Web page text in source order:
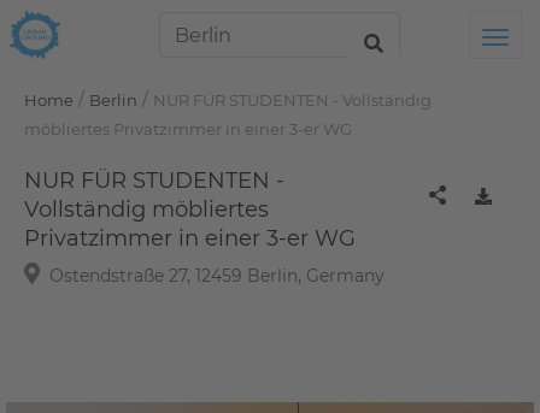
Home / Berlin / NUR FÜR STUDENTEN - Vollständig
möbliertes Privatzimmer in einer 3-er WG
NUR FÜR STUDENTEN -
Vollständig möbliertes
Privatzimmer in einer 3-er WG
Ostendstraße 27, 12459 Berlin, Germany